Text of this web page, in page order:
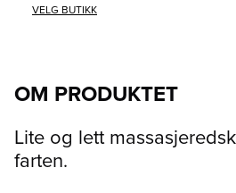
VELG BUTIKK
OM PRODUKTET
Lite og lett
farten.